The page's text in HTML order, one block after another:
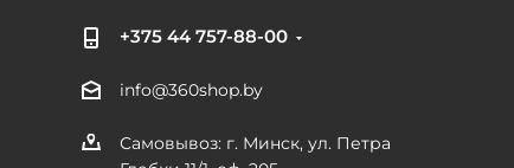
+375 44 757-88-00
info@360shop.by
Самовывоз: г. Минск, ул. Петра